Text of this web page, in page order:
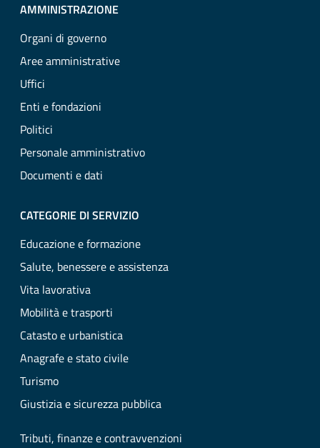
AMMINISTRAZIONE
Organi di governo
Aree amministrative
Uffici
Enti e fondazioni
Politici
Personale amministrativo
Documenti e dati
CATEGORIE DI SERVIZIO
Educazione e formazione
Salute, benessere e assistenza
Vita lavorativa
Mobilità e trasporti
Catasto e urbanistica
Anagrafe e stato civile
Turismo
Giustizia e sicurezza pubblica
Tributi, finanze e contravvenzioni